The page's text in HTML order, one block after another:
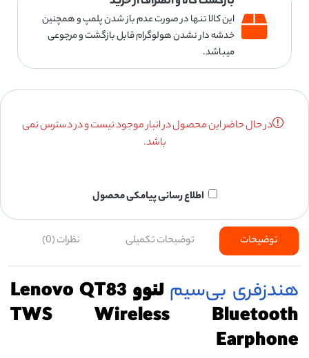
این کالا تنها در صورت عدم باز شدن پلمپ و همچنین
خدشه دار نشدن هولوگرام قابل بازگشت و مرجوعی
میباشد.
در حال حاضر این محصول در انبار موجود نیست و در دسترس نمی
باشد.
اطلاع رسانی پیامکی محصول
توضیحات توضیحات تکمیلی نظرات (0)
هندزفری بی‌سیم
لنوو Lenovo QT83
TWS Wireless Bluetooth
Earphone